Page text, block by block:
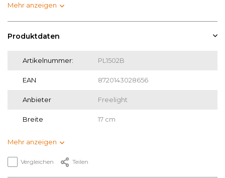
Mehr anzeigen
Produktdaten
Artikelnummer: PL1502B
EAN 8720143028656
Anbieter Freelight
Breite 17 cm
Mehr anzeigen
Vergleichen Teilen